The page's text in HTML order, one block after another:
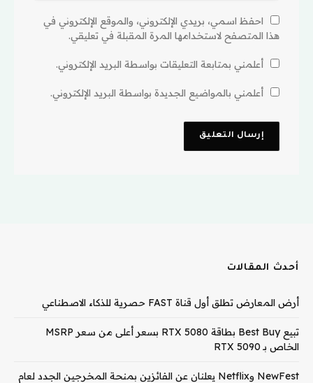
احفظ اسمي، بريدي الإلكتروني، والموقع الإلكتروني في
هذا المتصفح لاستخدامها المرة المقبلة في تعليقي.
أعلمني بمتابعة التعليقات بواسطة البريد الإلكتروني.
أعلمني بالمواضيع الجديدة بواسطة البريد الإلكتروني.
أحدث المقالات
أرض المعارض تطلق أول قناة FAST حصرية للذكاء الاصطناعي
تبيع Best Buy بطاقة RTX 5080 بسعر أعلى من سعر MSRP
الخاص بـ RTX 5090
NewFest وNetflix يعلنان عن الفائزين بمنحة المخرجين الجدد لعام